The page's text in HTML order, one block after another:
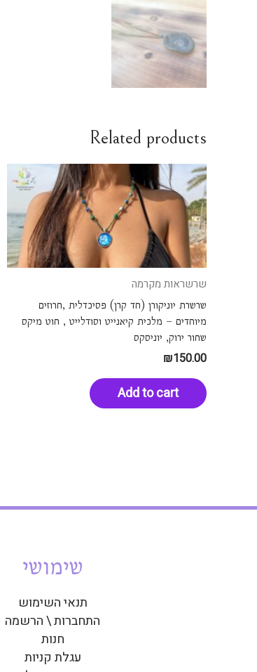
Related products
שרשראות מקרמה
שרשרת יוניקורן (חד קרן) פסיכדלית ,חרוזים
מיוחדים – מלכית קיאנייט וסודלייט , חוט מיקס
שחור ירוק, יוניסקס
₪150.00
Add to cart
שימושי
תנאי השימוש
התחברות \ הרשמה
חנות
עגלת קניות